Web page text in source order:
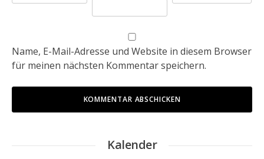
Name, E-Mail-Adresse und Website in diesem Browser
für meinen nächsten Kommentar speichern.
Kalender